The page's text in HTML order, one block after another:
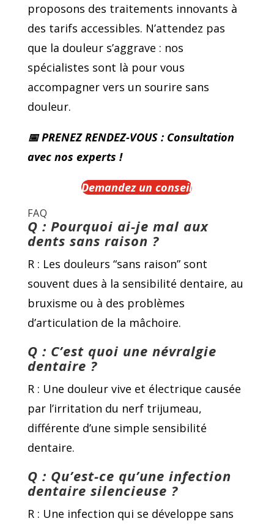
proposons des traitements innovants à
des tarifs accessibles. N’attendez pas
que la douleur s’aggrave : nos
spécialistes sont là pour vous
accompagner vers un sourire sans
douleur.
📅 PRENEZ RENDEZ-VOUS : Consultation
avec nos experts !
Demandez un conseil
FAQ
Q : Pourquoi ai-je mal aux
dents sans raison ?
R : Les douleurs “sans raison” sont
souvent dues à la sensibilité dentaire, au
bruxisme ou à des problèmes
d’articulation de la mâchoire.
Q : C’est quoi une névralgie
dentaire ?
R : Une douleur vive et électrique causée
par l’irritation du nerf trijumeau,
différente d’une simple sensibilité
dentaire.
Q : Qu’est-ce qu’une infection
dentaire silencieuse ?
R : Une infection qui se développe sans